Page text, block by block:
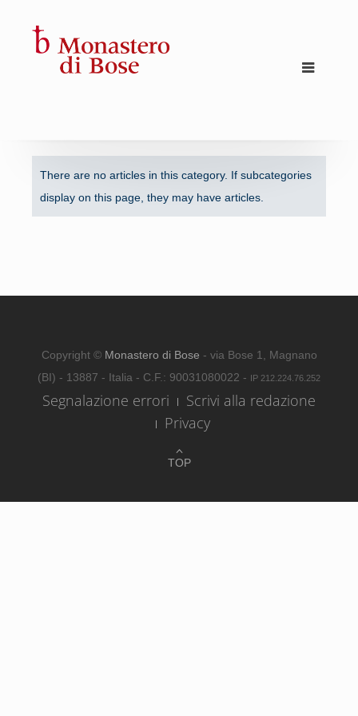
There are no articles in this category. If subcategories
display on this page, they may have articles.
TOP
Copyright © Monastero di Bose - via Bose 1, Magnano
(BI) - 13887 - Italia - C.F.: 90031080022 - IP 212.224.76.252
Segnalazione errori
Scrivi alla redazione
Privacy